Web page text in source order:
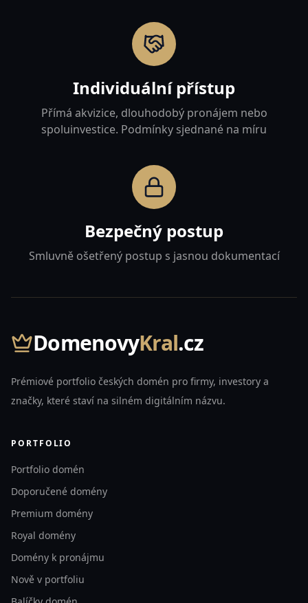
Individuální přístup
Přímá akvizice, dlouhodobý pronájem nebo
spoluinvestice. Podmínky sjednané na míru
Bezpečný postup
Smluvně ošetřený postup s jasnou dokumentací
DomenovyKral.cz
Prémiové portfolio českých domén pro firmy, investory a
značky, které staví na silném digitálním názvu.
PORTFOLIO
Portfolio domén
Doporučené domény
Premium domény
Royal domény
Domény k pronájmu
Nově v portfoliu